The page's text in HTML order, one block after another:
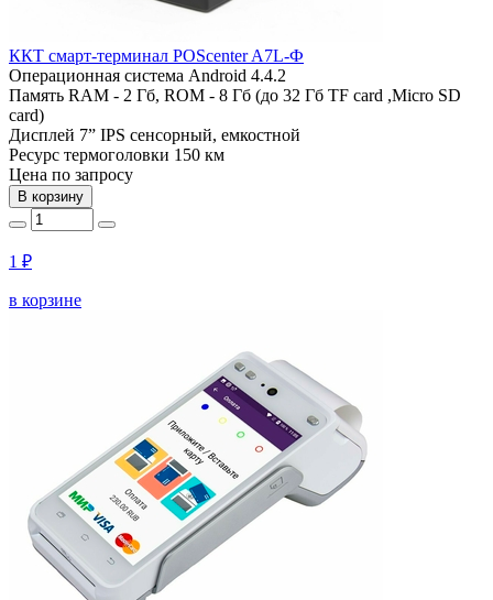
ККТ смарт-терминал POScenter A7L-Ф
Операционная система Android 4.4.2
Память RAM - 2 Гб, ROM - 8 Гб (до 32 Гб TF card ,Micro SD
card)
Дисплей 7” IPS сенсорный, емкостной
Ресурс термоголовки 150 км
Цена по запросу
В корзину
1 ₽
в корзине